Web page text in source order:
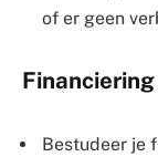
of er geen
Bestudeer je